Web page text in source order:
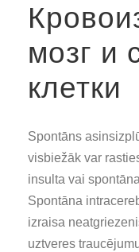
мозг и
клетки
Spontāns
visbiežāk var
insulta vai
Spontāna
izraisa
uztveres